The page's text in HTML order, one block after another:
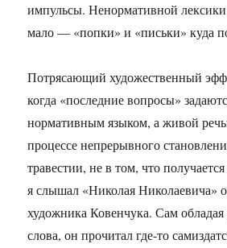
импульсы. Ненормативной
мало — «попки» и «письки» куда
Потрясающий художественный
когда «последние вопросы»
нормативным языком, а живой
процессе непрерывного
травестии, не в том, что
я слышал «Николая Николаевича»
художника Ковенчука. Сам
слова, он прочитал где-то